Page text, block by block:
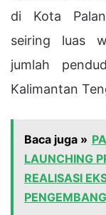
di Kota
seiring luas
jumlah
Kalimantan
Baca juga »
LAUNCHING
REALISASI